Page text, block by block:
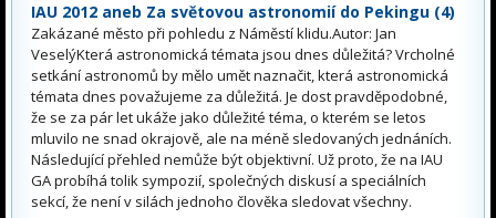
IAU 2012 aneb Za světovou astronomií do Pekingu (4)
Zakázané město při pohledu z Náměstí klidu.Autor: Jan
VeselýKterá astronomická témata jsou dnes důležitá? Vrcholné
setkání astronomů by mělo umět naznačit, která astronomická
témata dnes považujeme za důležitá. Je dost pravděpodobné,
že se za pár let ukáže jako důležité téma, o kterém se letos
mluvilo ne snad okrajově, ale na méně sledovaných jednáních.
Následující přehled nemůže být objektivní. Už proto, že na IAU
GA probíhá tolik sympozií, společných diskusí a speciálních
sekcí, že není v silách jednoho člověka sledovat všechny.